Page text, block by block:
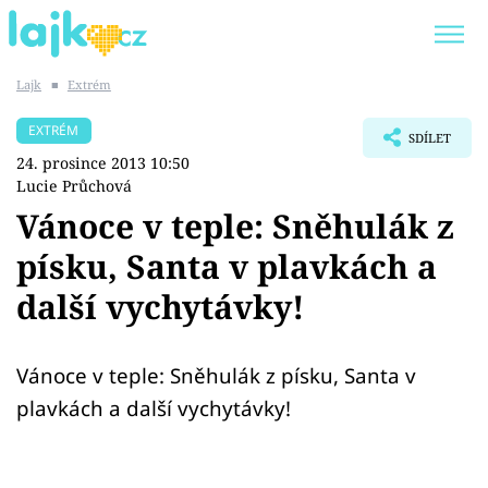
SHOPAHOLICADEL
Témata
Showbyznys
Youtubeři
Lajk ■ Extrém
EXTRÉM
24. prosince 2013 10:50
Lucie Průchová
SDÍLET
Vánoce v teple: Sněhulák z
písku, Santa v plavkách a
další vychytávky!
Vánoce v teple: Sněhulák z písku, Santa v
plavkách a další vychytávky!